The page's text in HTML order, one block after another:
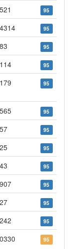
95
95
95
95
95
95
95
95
95
95
95
95
95